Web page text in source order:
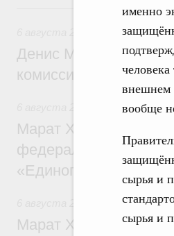
именно
внешнем
вообще
сырья и
сырья и
Общие
Денис Мантуров
комиссии по
Марат Хуснуллин:
федерального
«Единого заказчика»
Марат Хуснуллин: